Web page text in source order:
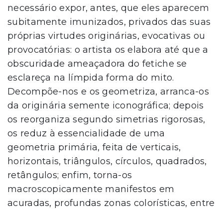
necessário expor, antes, que eles aparecem
subitamente imunizados, privados das suas
próprias virtudes originárias, evocativas ou
provocatórias: o artista os elabora até que a
obscuridade ameaçadora do fetiche se
esclareça na límpida forma do mito.
Decompõe-nos e os geometriza, arranca-os
da originária semente iconográfica; depois
os reorganiza segundo simetrias rigorosas,
os reduz à essencialidade de uma
geometria primária, feita de verticais,
horizontais, triângulos, círculos, quadrados,
retângulos; enfim, torna-os
macroscopicamente manifestos em
acuradas, profundas zonas colorísticas, entre